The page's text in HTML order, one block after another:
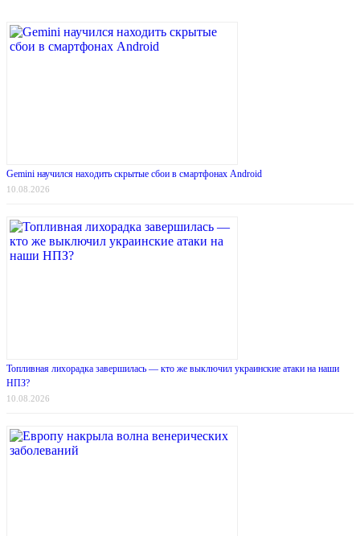
Gemini научился находить скрытые сбои в смартфонах Android
10.08.2026
Топливная лихорадка завершилась — кто же выключил украинские атаки на наши
НПЗ?
10.08.2026